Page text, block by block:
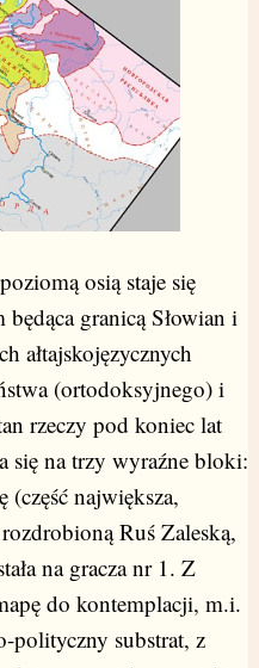
osią staje się
granicą Słowian i
ałtajskojęzycznych
(ortodoksyjnego) i
rzeczy pod koniec lat
się na trzy wyraźne bloki:
największa,
Ruś Zaleską,
na gracza nr 1. Z
do kontemplacji, m.i.
polityczny substrat, z